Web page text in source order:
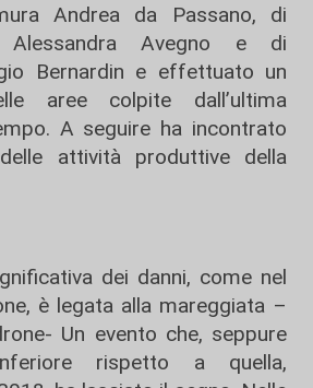
Andrea da Passano, di
Alessandra Avegno e di
Bernardin e effettuato un
aree colpite dall’ultima
A seguire ha incontrato
attività produttive della
dei danni, come nel
è legata alla mareggiata –
Un evento che, seppure
rispetto a quella,